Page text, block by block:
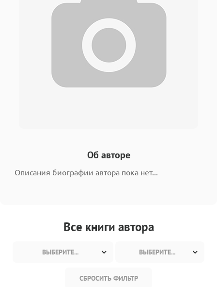
Об авторе
Описания биографии автора пока нет...
Все книги автора
ВЫБЕРИТЕ... ВЫБЕРИТЕ...
СБРОСИТЬ ФИЛЬТР